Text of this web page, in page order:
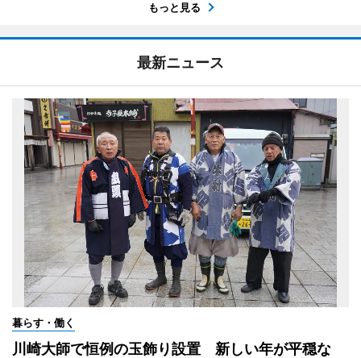
もっと見る
最新ニュース
暮らす・働く
川崎大師で恒例の玉飾り設置 新しい年が平穏な